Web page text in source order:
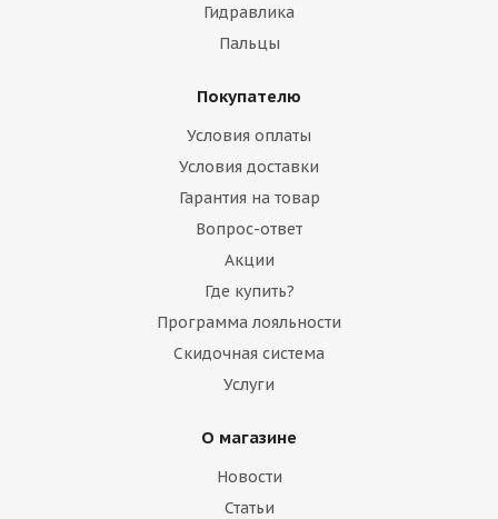
Гидравлика
Пальцы
Покупателю
Условия оплаты
Условия доставки
Гарантия на товар
Вопрос-ответ
Акции
Где купить?
Программа лояльности
Скидочная система
Услуги
О магазине
Новости
Статьи